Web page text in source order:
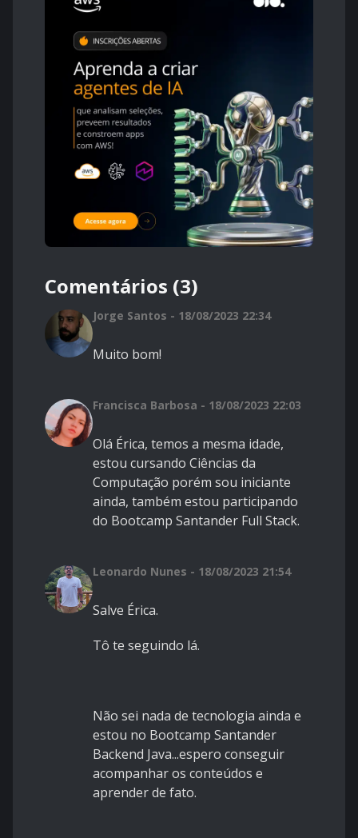
Comentários (3)
Jorge Santos - 18/08/2023 22:34
Muito bom!
Francisca Barbosa - 18/08/2023 22:03
Olá Érica, temos a mesma idade,
estou cursando Ciências da
Computação porém sou iniciante
ainda, também estou participando
do Bootcamp Santander Full Stack.
Leonardo Nunes - 18/08/2023 21:54
Salve Érica.
Tô te seguindo lá.
Não sei nada de tecnologia ainda e
estou no Bootcamp Santander
Backend Java...espero conseguir
acompanhar os conteúdos e
aprender de fato.